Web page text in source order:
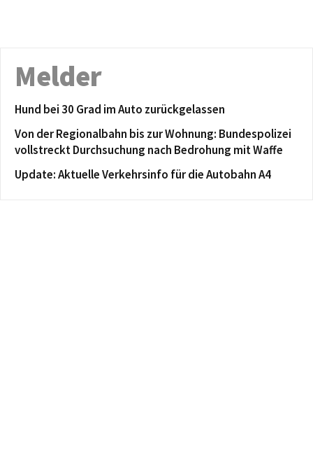
Melder
Hund bei 30 Grad im Auto zurückgelassen
Von der Regionalbahn bis zur Wohnung: Bundespolizei
vollstreckt Durchsuchung nach Bedrohung mit Waffe
Update: Aktuelle Verkehrsinfo für die Autobahn A4